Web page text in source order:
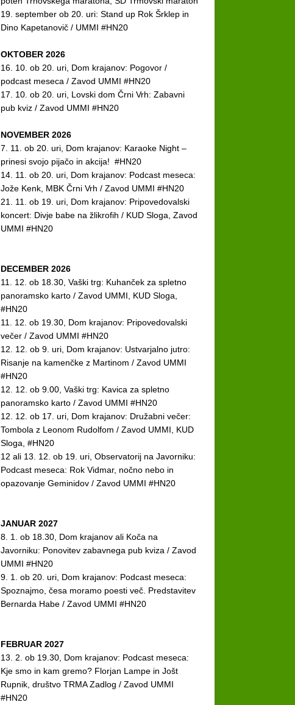
19. september ob 20. uri: Stand up Rok Šrklep in
Dino Kapetanovič / UMMI #HN20
OKTOBER 2026
16. 10. ob 20. uri, Dom krajanov: Pogovor /
podcast meseca / Zavod UMMI #HN20
17. 10. ob 20. uri, Lovski dom Črni Vrh: Zabavni
pub kviz / Zavod UMMI #HN20
NOVEMBER 2026
7. 11. ob 20. uri, Dom krajanov: Karaoke Night –
prinesi svojo pijačo in akcija! #HN20
14. 11. ob 20. uri, Dom krajanov: Podcast meseca:
Jože Kenk, MBK Črni Vrh / Zavod UMMI #HN20
21. 11. ob 19. uri, Dom krajanov: Pripovedovalski
koncert: Divje babe na žlikrofih / KUD Sloga, Zavod
UMMI #HN20
DECEMBER 2026
11. 12. ob 18.30, Vaški trg: Kuhanček za spletno
panoramsko karto / Zavod UMMI, KUD Sloga,
#HN20
11. 12. ob 19.30, Dom krajanov: Pripovedovalski
večer / Zavod UMMI #HN20
12. 12. ob 9. uri, Dom krajanov: Ustvarjalno jutro:
Risanje na kamenčke z Martinom / Zavod UMMI
#HN20
12. 12. ob 9.00, Vaški trg: Kavica za spletno
panoramsko karto / Zavod UMMI #HN20
12. 12. ob 17. uri, Dom krajanov: Družabni večer:
Tombola z Leonom Rudolfom / Zavod UMMI, KUD
Sloga, #HN20
12 ali 13. 12. ob 19. uri, Observatorij na Javorniku:
Podcast meseca: Rok Vidmar, nočno nebo in
opazovanje Geminidov / Zavod UMMI #HN20
JANUAR 2027
8. 1. ob 18.30, Dom krajanov ali Koča na
Javorniku: Ponovitev zabavnega pub kviza / Zavod
UMMI #HN20
9. 1. ob 20. uri, Dom krajanov: Podcast meseca:
Spoznajmo, česa moramo poesti več. Predstavitev
Bernarda Habe / Zavod UMMI #HN20
FEBRUAR 2027
13. 2. ob 19.30, Dom krajanov: Podcast meseca:
Kje smo in kam gremo? Florjan Lampe in Jošt
Rupnik, društvo TRMA Zadlog / Zavod UMMI
#HN20